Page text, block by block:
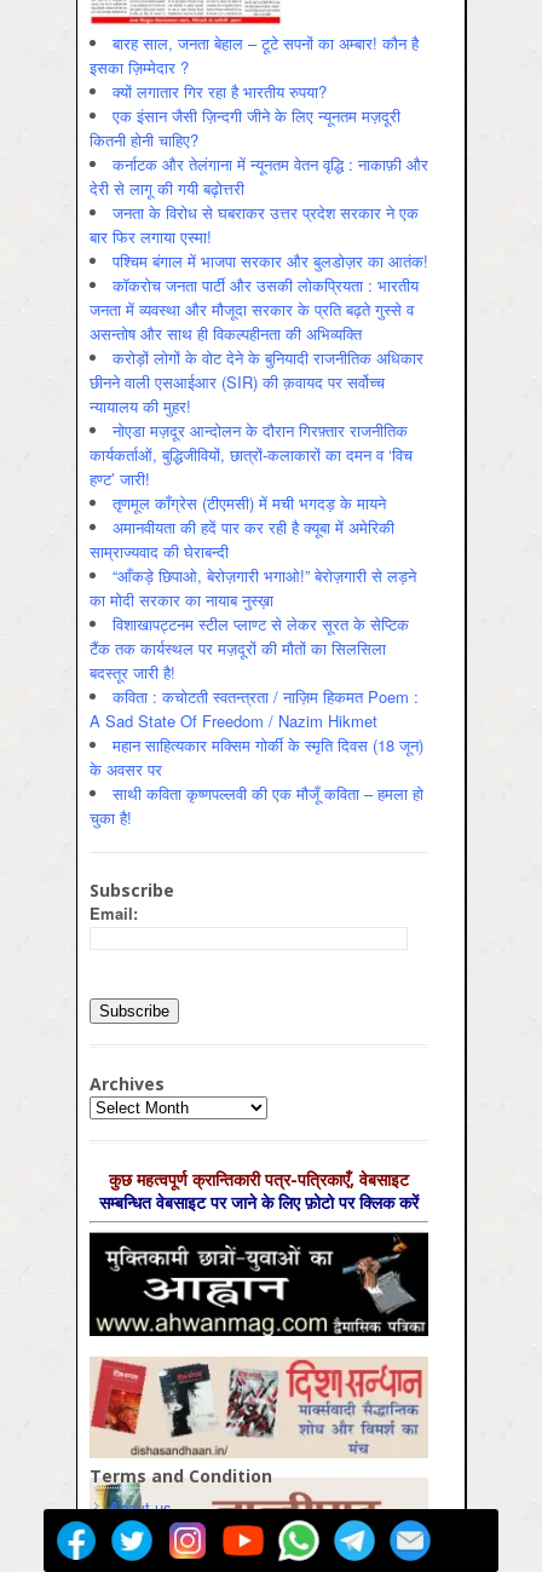
बारह साल, जनता बेहाल – टूटे सपनों का अम्बार! कौन है
इसका ज़िम्मेदार ?
क्यों लगातार गिर रहा है भारतीय रुपया?
एक इंसान जैसी ज़िन्दगी जीने के लिए न्यूनतम मज़दूरी
कितनी होनी चाहिए?
कर्नाटक और तेलंगाना में न्यूनतम वेतन वृद्धि : नाकाफ़ी और
देरी से लागू की गयी बढ़ोत्तरी
जनता के विरोध से घबराकर उत्तर प्रदेश सरकार ने एक
बार फिर लगाया एस्मा!
पश्चिम बंगाल में भाजपा सरकार और बुलडोज़र का आतंक!
कॉकरोच जनता पार्टी और उसकी लोकप्रियता : भारतीय
जनता में व्‍यवस्‍था और मौजूदा सरकार के प्रति बढ़ते गुस्‍से व
असन्‍तोष और साथ ही विकल्‍पहीनता की अभिव्‍यक्ति
करोड़ों लोगों के वोट देने के बुनियादी राजनीतिक अधिकार
छीनने वाली एसआईआर (SIR) की क़वायद पर सर्वोच्च
न्यायालय की मुहर!
नोएडा मज़दूर आन्दोलन के दौरान गिरफ़्तार राजनीतिक
कार्यकर्ताओं, बुद्धिजीवियों, छात्रों-कलाकारों का दमन व ‘विच
हण्ट’ जारी!
तृणमूल काँग्रेस (टीएमसी) में मची भगदड़ के मायने
अमानवीयता की हदें पार कर रही है क्यूबा में अमेरिकी
साम्राज्यवाद की घेराबन्दी
“आँकड़े छिपाओ, बेरोज़गारी भगाओ!” बेरोज़गारी से लड़ने
का मोदी सरकार का नायाब नुस्ख़ा
विशाखापट्टनम स्टील प्लाण्ट से लेकर सूरत के सेप्टिक
टैंक तक कार्यस्थल पर मज़दूरों की मौतों का सिलसिला
बदस्तूर जारी है!
कविता : कचोटती स्वतन्त्रता / नाज़िम हिकमत Poem :
A Sad State Of Freedom / Nazim Hikmet
महान साहित्यकार मक्सिम गोर्की के स्मृति दिवस (18 जून)
के अवसर पर
साथी कविता कृष्णपल्लवी की एक मौजूँ कविता – हमला हो
चुका है!
Subscribe
Email:
Archives
Archives
कुछ महत्‍वपूर्ण क्रान्तिकारी पत्र-पत्रिकाएँ, वेबसाइट
सम्‍बन्धित वेबसाइट पर जाने के लिए फ़ोटो पर क्लिक करें
Terms and Condition
About us
Pricing/Subscription